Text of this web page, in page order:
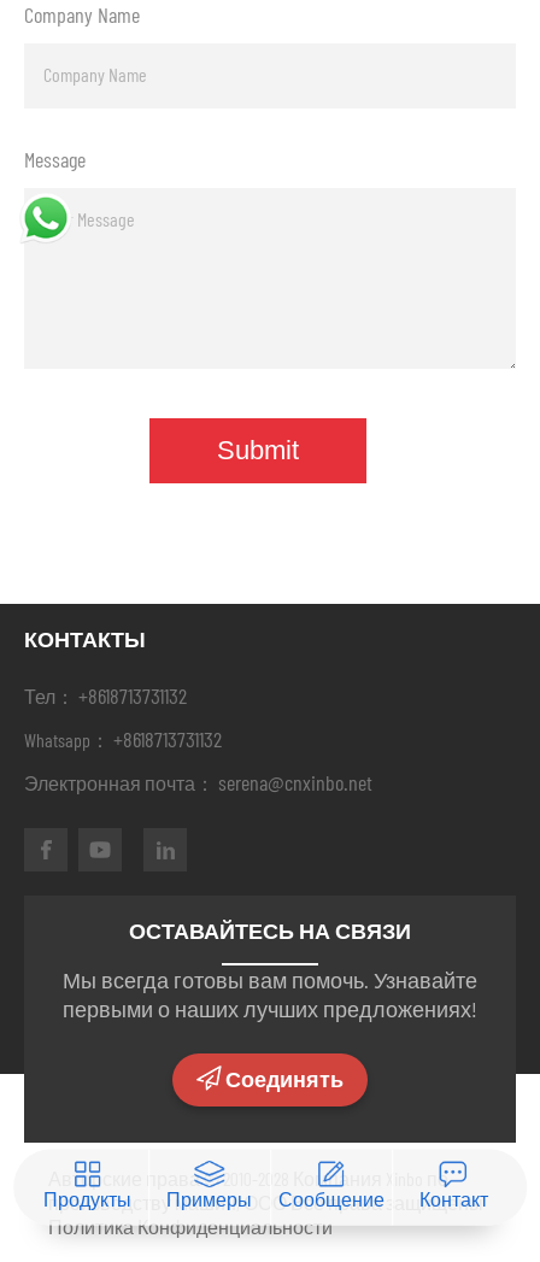
Company Name
Message
КОНТАКТЫ
Тел： +8618713731132
Whatsapp： +8618713731132
Электронная почта： serena@cnxinbo.net
ОСТАВАЙТЕСЬ НА СВЯЗИ
Мы всегда готовы вам помочь. Узнавайте
первыми о наших лучших предложениях!
Соединять
Авторские права © 2010-2028 Компания Xinbo по
производству машин, ООО Все права защищены
Политика Конфиденциальности
Продукты Примеры Сообщение Контакт